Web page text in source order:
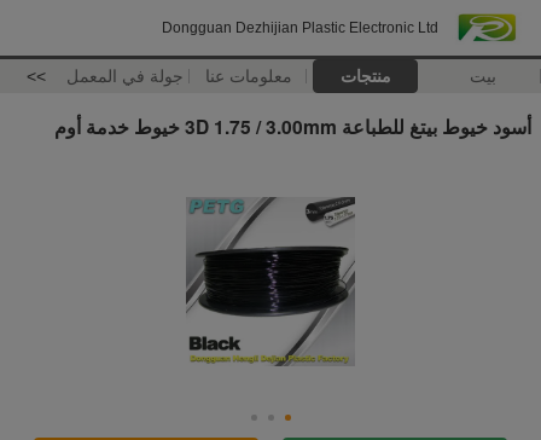
Dongguan Dezhijian Plastic Electronic Ltd
بيت منتجات معلومات عنا جولة في المعمل >>
أسود خيوط بيتغ للطباعة 3D 1.75 / 3.00mm خيوط خدمة أوم